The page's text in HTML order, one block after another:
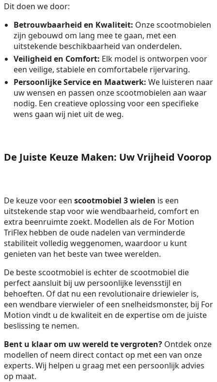
Dit doen we door:
Betrouwbaarheid en Kwaliteit: Onze scootmobielen
zijn gebouwd om lang mee te gaan, met een
uitstekende beschikbaarheid van onderdelen.
Veiligheid en Comfort: Elk model is ontworpen voor
een veilige, stabiele en comfortabele rijervaring.
Persoonlijke Service en Maatwerk: We luisteren naar
uw wensen en passen onze scootmobielen aan waar
nodig. Een creatieve oplossing voor een specifieke
wens gaan wij niet uit de weg.
De Juiste Keuze Maken: Uw Vrijheid Voorop
De keuze voor een scootmobiel 3 wielen is een
uitstekende stap voor wie wendbaarheid, comfort en
extra beenruimte zoekt. Modellen als de For Motion
TriFlex hebben de oude nadelen van verminderde
stabiliteit volledig weggenomen, waardoor u kunt
genieten van het beste van twee werelden.
De beste scootmobiel is echter de scootmobiel die
perfect aansluit bij uw persoonlijke levensstijl en
behoeften. Of dat nu een revolutionaire driewieler is,
een wendbare vierwieler of een snelheidsmonster, bij For
Motion vindt u de kwaliteit en de expertise om de juiste
beslissing te nemen.
Bent u klaar om uw wereld te vergroten? Ontdek onze
modellen of neem direct contact op met een van onze
experts. Wij helpen u graag met een persoonlijk advies
op maat.